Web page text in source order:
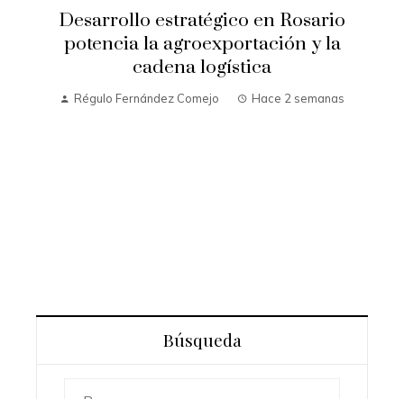
Desarrollo estratégico en Rosario
potencia la agroexportación y la
cadena logística
Régulo Fernández Comejo Hace 2 semanas
Búsqueda